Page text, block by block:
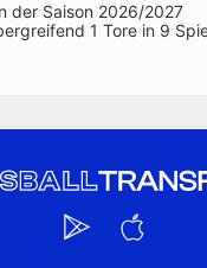
der Saison 2026/2027
1 Tore in 9